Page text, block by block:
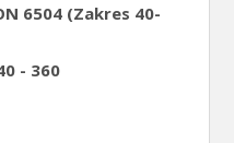
6504 (Zakres 40-
- 360